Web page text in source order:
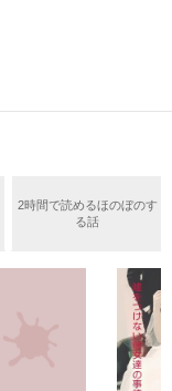
が、後輩の姫原由
一人こっそり泣い
か想像以上に甘く
2時間で読めるほのぼのす
る話